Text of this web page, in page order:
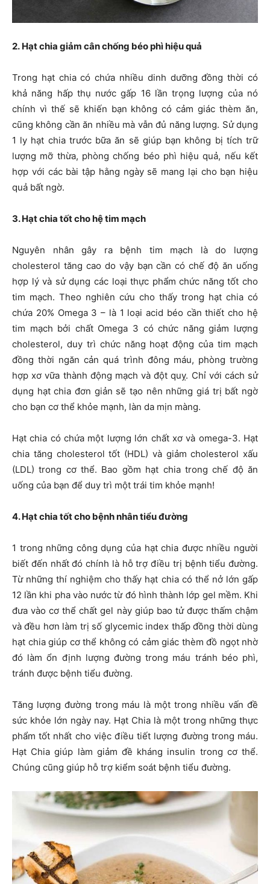
2. Hạt chia giảm cân chống béo phì hiệu quả
Trong hạt chia có chứa nhiều dinh dưỡng đồng thời có
khả năng hấp thụ nước gấp 16 lần trọng lượng của nó
chính vì thế sẽ khiến bạn không có cảm giác thèm ăn,
cũng không cần ăn nhiều mà vẫn đủ năng lượng. Sử dụng
1 ly hạt chia trước bữa ăn sẽ giúp bạn không bị tích trữ
lượng mỡ thừa, phòng chống béo phì hiệu quả, nếu kết
hợp với các bài tập hằng ngày sẽ mang lại cho bạn hiệu
quả bất ngờ.
3. Hạt chia tốt cho hệ tim mạch
Nguyên nhân gây ra bệnh tim mạch là do lượng
cholesterol tăng cao do vậy bạn cần có chế độ ăn uống
hợp lý và sử dụng các loại thực phẩm chức năng tốt cho
tim mạch. Theo nghiên cứu cho thấy trong hạt chia có
chứa 20% Omega 3 – là 1 loại acid béo cần thiết cho hệ
tim mạch bởi chất Omega 3 có chức năng giảm lượng
cholesterol, duy trì chức năng hoạt động của tim mạch
đồng thời ngăn cản quá trình đông máu, phòng trường
hợp xơ vữa thành động mạch và đột quỵ. Chỉ với cách sử
dụng hạt chia đơn giản sẽ tạo nên những giá trị bất ngờ
cho bạn cơ thể khỏe mạnh, làn da mịn màng.
Hạt chia có chứa một lượng lớn chất xơ và omega-3. Hạt
chia tăng cholesterol tốt (HDL) và giảm cholesterol xấu
(LDL) trong cơ thể. Bao gồm hạt chia trong chế độ ăn
uống của bạn để duy trì một trái tim khỏe mạnh!
4. Hạt chia tốt cho bệnh nhân tiểu đường
1 trong những công dụng của hạt chia được nhiều người
biết đến nhất đó chính là hỗ trợ điều trị bệnh tiểu đường.
Từ những thí nghiệm cho thấy hạt chia có thể nở lớn gấp
12 lần khi pha vào nước từ đó hình thành lớp gel mềm. Khi
đưa vào cơ thể chất gel này giúp bao tử được thấm chậm
và đều hơn làm trị số glycemic index thấp đồng thời dùng
hạt chia giúp cơ thể không có cảm giác thèm đồ ngọt nhờ
đó làm ổn định lượng đường trong máu tránh béo phì,
tránh được bệnh tiểu đường.
Tăng lượng đường trong máu là một trong nhiều vấn đề
sức khỏe lớn ngày nay. Hạt Chia là một trong những thực
phẩm tốt nhất cho việc điều tiết lượng đường trong máu.
Hạt Chia giúp làm giảm đề kháng insulin trong cơ thể.
Chúng cũng giúp hỗ trợ kiểm soát bệnh tiểu đường.